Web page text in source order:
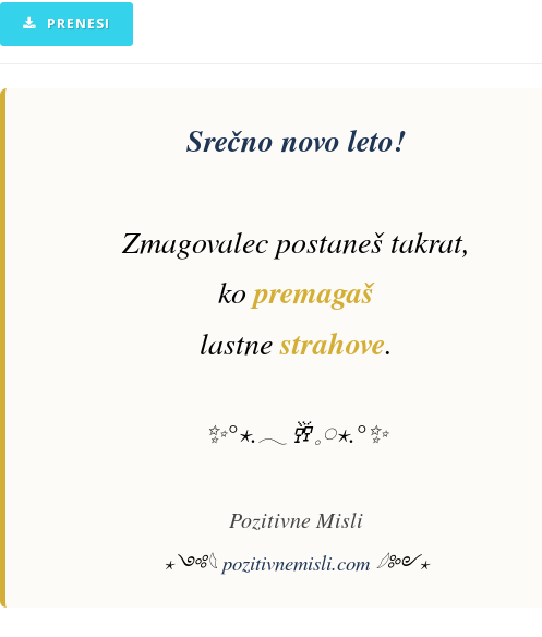
PRENESI
Srečno novo leto!
Zmagovalec postaneš takrat,
kopremagaš
lastnestrahove.
✨°⋆.𓂃🥂𓈒𓏸⋆.°✨
Pozitivne Misli
⋆༺𓆩pozitivnemisli.com 𓆪༻⋆